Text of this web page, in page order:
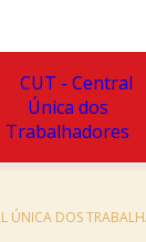
ÚNICA DOS